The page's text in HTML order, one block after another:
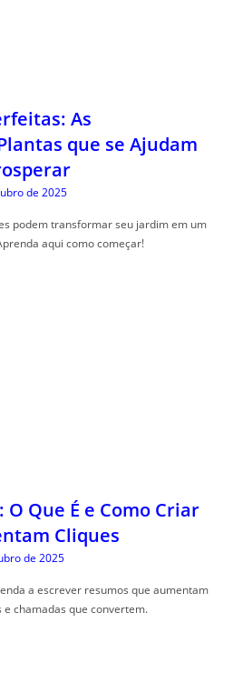
As
que se Ajudam
de 2025
podem transformar seu jardim em um
aqui como começar!
Que É e Como Criar
Cliques
de 2025
a escrever resumos que aumentam
chamadas que convertem.